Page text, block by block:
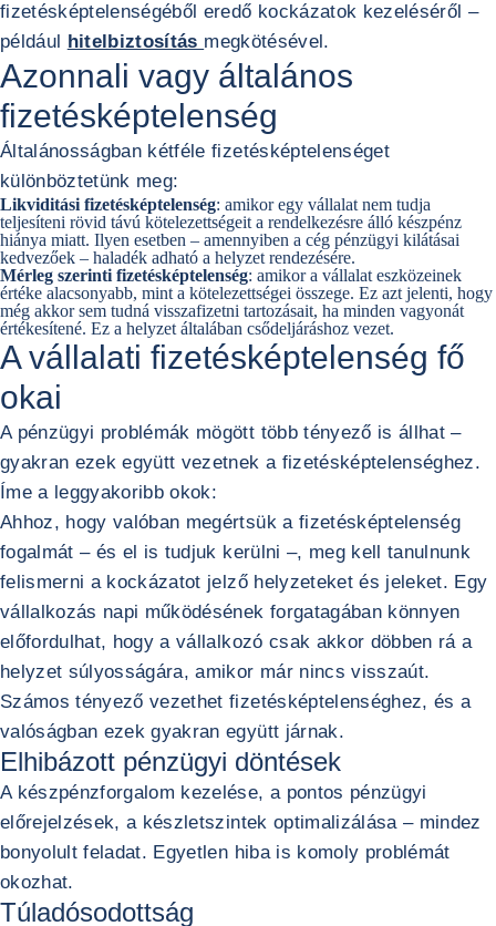
fizetésképtelenségéből eredő kockázatok kezeléséről –
például hitelbiztosítás megkötésével.
Azonnali vagy általános
fizetésképtelenség
Általánosságban kétféle fizetésképtelenséget
különböztetünk meg:
Likviditási fizetésképtelenség: amikor egy vállalat nem tudja
teljesíteni rövid távú kötelezettségeit a rendelkezésre álló készpénz
hiánya miatt. Ilyen esetben – amennyiben a cég pénzügyi kilátásai
kedvezőek – haladék adható a helyzet rendezésére.
Mérleg szerinti fizetésképtelenség: amikor a vállalat eszközeinek
értéke alacsonyabb, mint a kötelezettségei összege. Ez azt jelenti, hogy
még akkor sem tudná visszafizetni tartozásait, ha minden vagyonát
értékesítené. Ez a helyzet általában csődeljáráshoz vezet.
A vállalati fizetésképtelenség fő
okai
A pénzügyi problémák mögött több tényező is állhat –
gyakran ezek együtt vezetnek a fizetésképtelenséghez.
Íme a leggyakoribb okok:
Ahhoz, hogy valóban megértsük a fizetésképtelenség
fogalmát – és el is tudjuk kerülni –, meg kell tanulnunk
felismerni a kockázatot jelző helyzeteket és jeleket. Egy
vállalkozás napi működésének forgatagában könnyen
előfordulhat, hogy a vállalkozó csak akkor döbben rá a
helyzet súlyosságára, amikor már nincs visszaút.
Számos tényező vezethet fizetésképtelenséghez, és a
valóságban ezek gyakran együtt járnak.
Elhibázott pénzügyi döntések
A készpénzforgalom kezelése, a pontos pénzügyi
előrejelzések, a készletszintek optimalizálása – mindez
bonyolult feladat. Egyetlen hiba is komoly problémát
okozhat.
Túladósodottság